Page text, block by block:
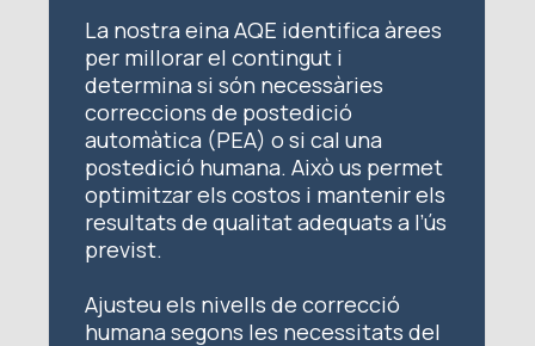
La nostra eina AQE identifica àrees
per millorar el contingut i
determina si són necessàries
correccions de postedició
automàtica (PEA) o si cal una
postedició humana. Això us permet
optimitzar els costos i mantenir els
resultats de qualitat adequats a l’ús
previst.
Ajusteu els nivells de correcció
humana segons les necessitats del